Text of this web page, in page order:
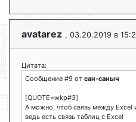
avatarez , 03.20.2019 в
Цитата:
Сообщение #9 от сан-саныч
[QUOTE=wkp#3]
А можно, чтоб связь между Excel
ведь есть связь таблиц с Exсel